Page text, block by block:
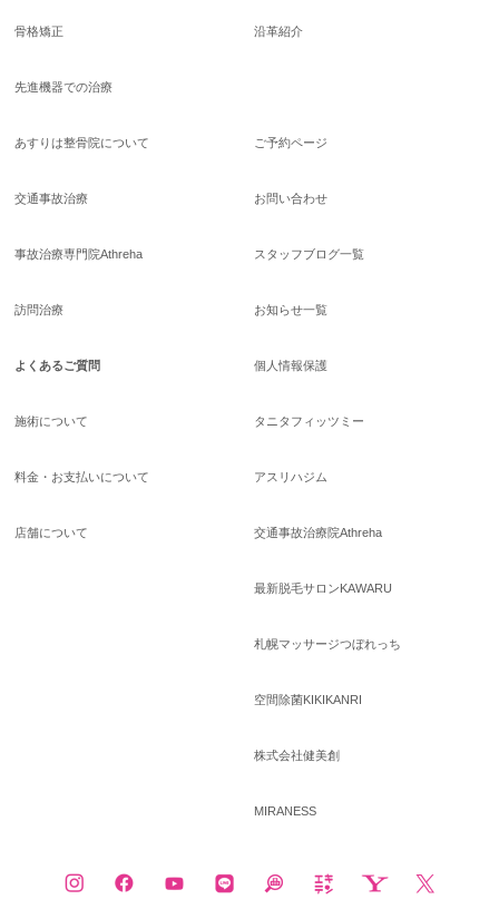
骨格矯正
先進機器での治療
沿革紹介
あすりは整骨院について
交通事故治療
事故治療専門院Athreha
訪問治療
よくあるご質問
施術について
料金・お支払いについて
店舗について
ご予約ページ
お問い合わせ
スタッフブログ一覧
お知らせ一覧
個人情報保護
タニタフィッツミー
アスリハジム
交通事故治療院Athreha
最新脱毛サロンKAWARU
札幌マッサージつぼれっち
空間除菌KIKIKANRI
株式会社健美創
MIRANESS